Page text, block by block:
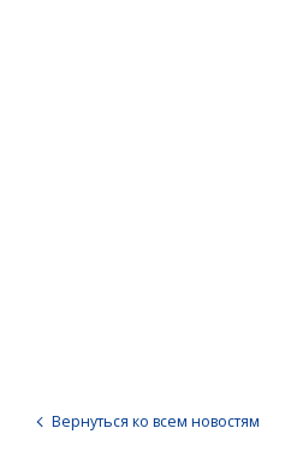
Вернуться ко всем новостям